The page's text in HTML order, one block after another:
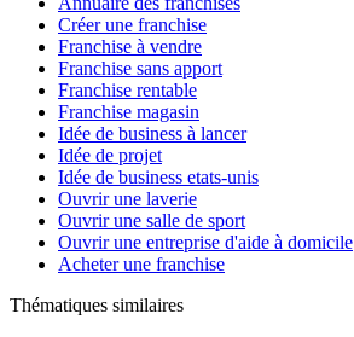
Créer une franchise
Franchise à vendre
Franchise sans apport
Franchise rentable
Franchise magasin
Idée de business à lancer
Idée de projet
Idée de business etats-unis
Ouvrir une laverie
Ouvrir une salle de sport
Ouvrir une entreprise d'aide à domicile
Acheter une franchise
Thématiques similaires